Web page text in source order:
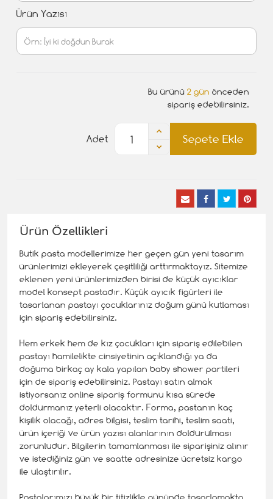
Ürün Yazısı
Bu ürünü 2 gün önceden
sipariş edebilirsiniz.
Sepete Ekle
Adet
Ürün Özellikleri
Butik pasta modellerimize her geçen gün yeni tasarım
ürünlerimizi ekleyerek çeşitliliği arttırmaktayız. Sitemize
eklenen yeni ürünlerimizden birisi de küçük ayıcıklar
model konsept pastadır. Küçük ayıcık figürleri ile
tasarlanan pastayı çocuklarınız doğum günü kutlaması
için sipariş edebilirsiniz.
Hem erkek hem de kız çocukları için sipariş edilebilen
pastayı hamilelikte cinsiyetinin açıklandığı ya da
doğuma birkaç ay kala yapılan baby shower partileri
için de sipariş edebilirsiniz. Pastayı satın almak
istiyorsanız online sipariş formunu kısa sürede
doldurmanız yeterli olacaktır. Forma, pastanın kaç
kişilik olacağı, adres bilgisi, teslim tarihi, teslim saati,
ürün içeriği ve ürün yazısı alanlarının doldurulması
zorunludur. Bilgilerin tamamlanması ile siparişiniz alınır
ve istediğiniz gün ve saatte adresinize ücretsiz kargo
ile ulaştırılır.